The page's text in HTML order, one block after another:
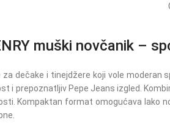
muški novčanik –
dečake i tinejdžere koji vole moderan
i prepoznatljiv Pepe Jeans izgled.
Kompaktan format omogućava lako